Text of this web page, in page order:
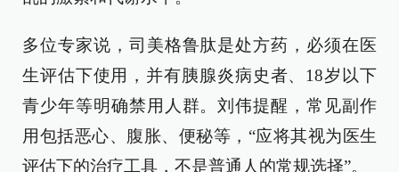
多位专家说，司美格鲁肽是处方药，必须在医
生评估下使用，并有胰腺炎病史者、18岁以下
青少年等明确禁用人群。刘伟提醒，常见副作
用包括恶心、腹胀、便秘等，“应将其视为医生
评估下的治疗工具，不是普通人的常规选择”。